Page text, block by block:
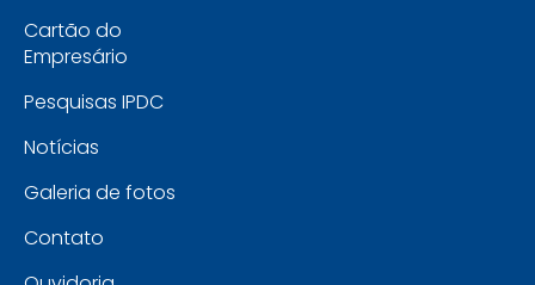
Cartão do
Empresário
Pesquisas IPDC
Notícias
Galeria de fotos
Contato